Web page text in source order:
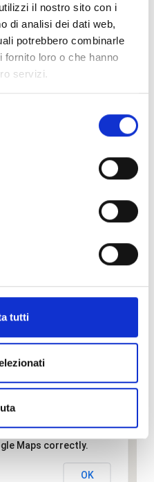
il nostro sito con i
di analisi dei dati web,
potrebbero combinarle
loro o che hanno
servizi.
tutti
Maps correctly.
OK